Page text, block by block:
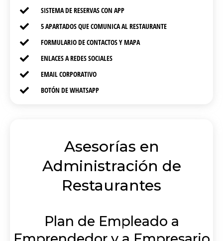
SISTEMA DE RESERVAS CON APP
5 APARTADOS QUE COMUNICA AL RESTAURANTE
FORMULARIO DE CONTACTOS Y MAPA
ENLACES A REDES SOCIALES
EMAIL CORPORATIVO
BOTÓN DE WHATSAPP
Asesorías en
Administración de
Restaurantes
Plan de Empleado a